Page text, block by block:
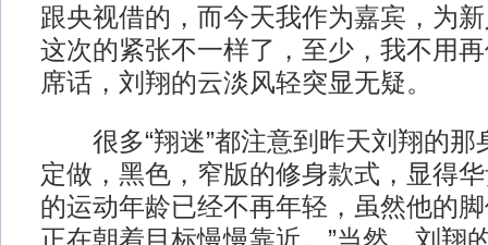
跟央视借的，而今天我作为嘉宾，为
这次的紧张不一样了，至少，我不用
席话，刘翔的云淡风轻突显无疑。
很多“翔迷”都注意到昨天刘翔的那
定做，黑色，窄版的修身款式，显得
的运动年龄已经不再年轻，虽然他的